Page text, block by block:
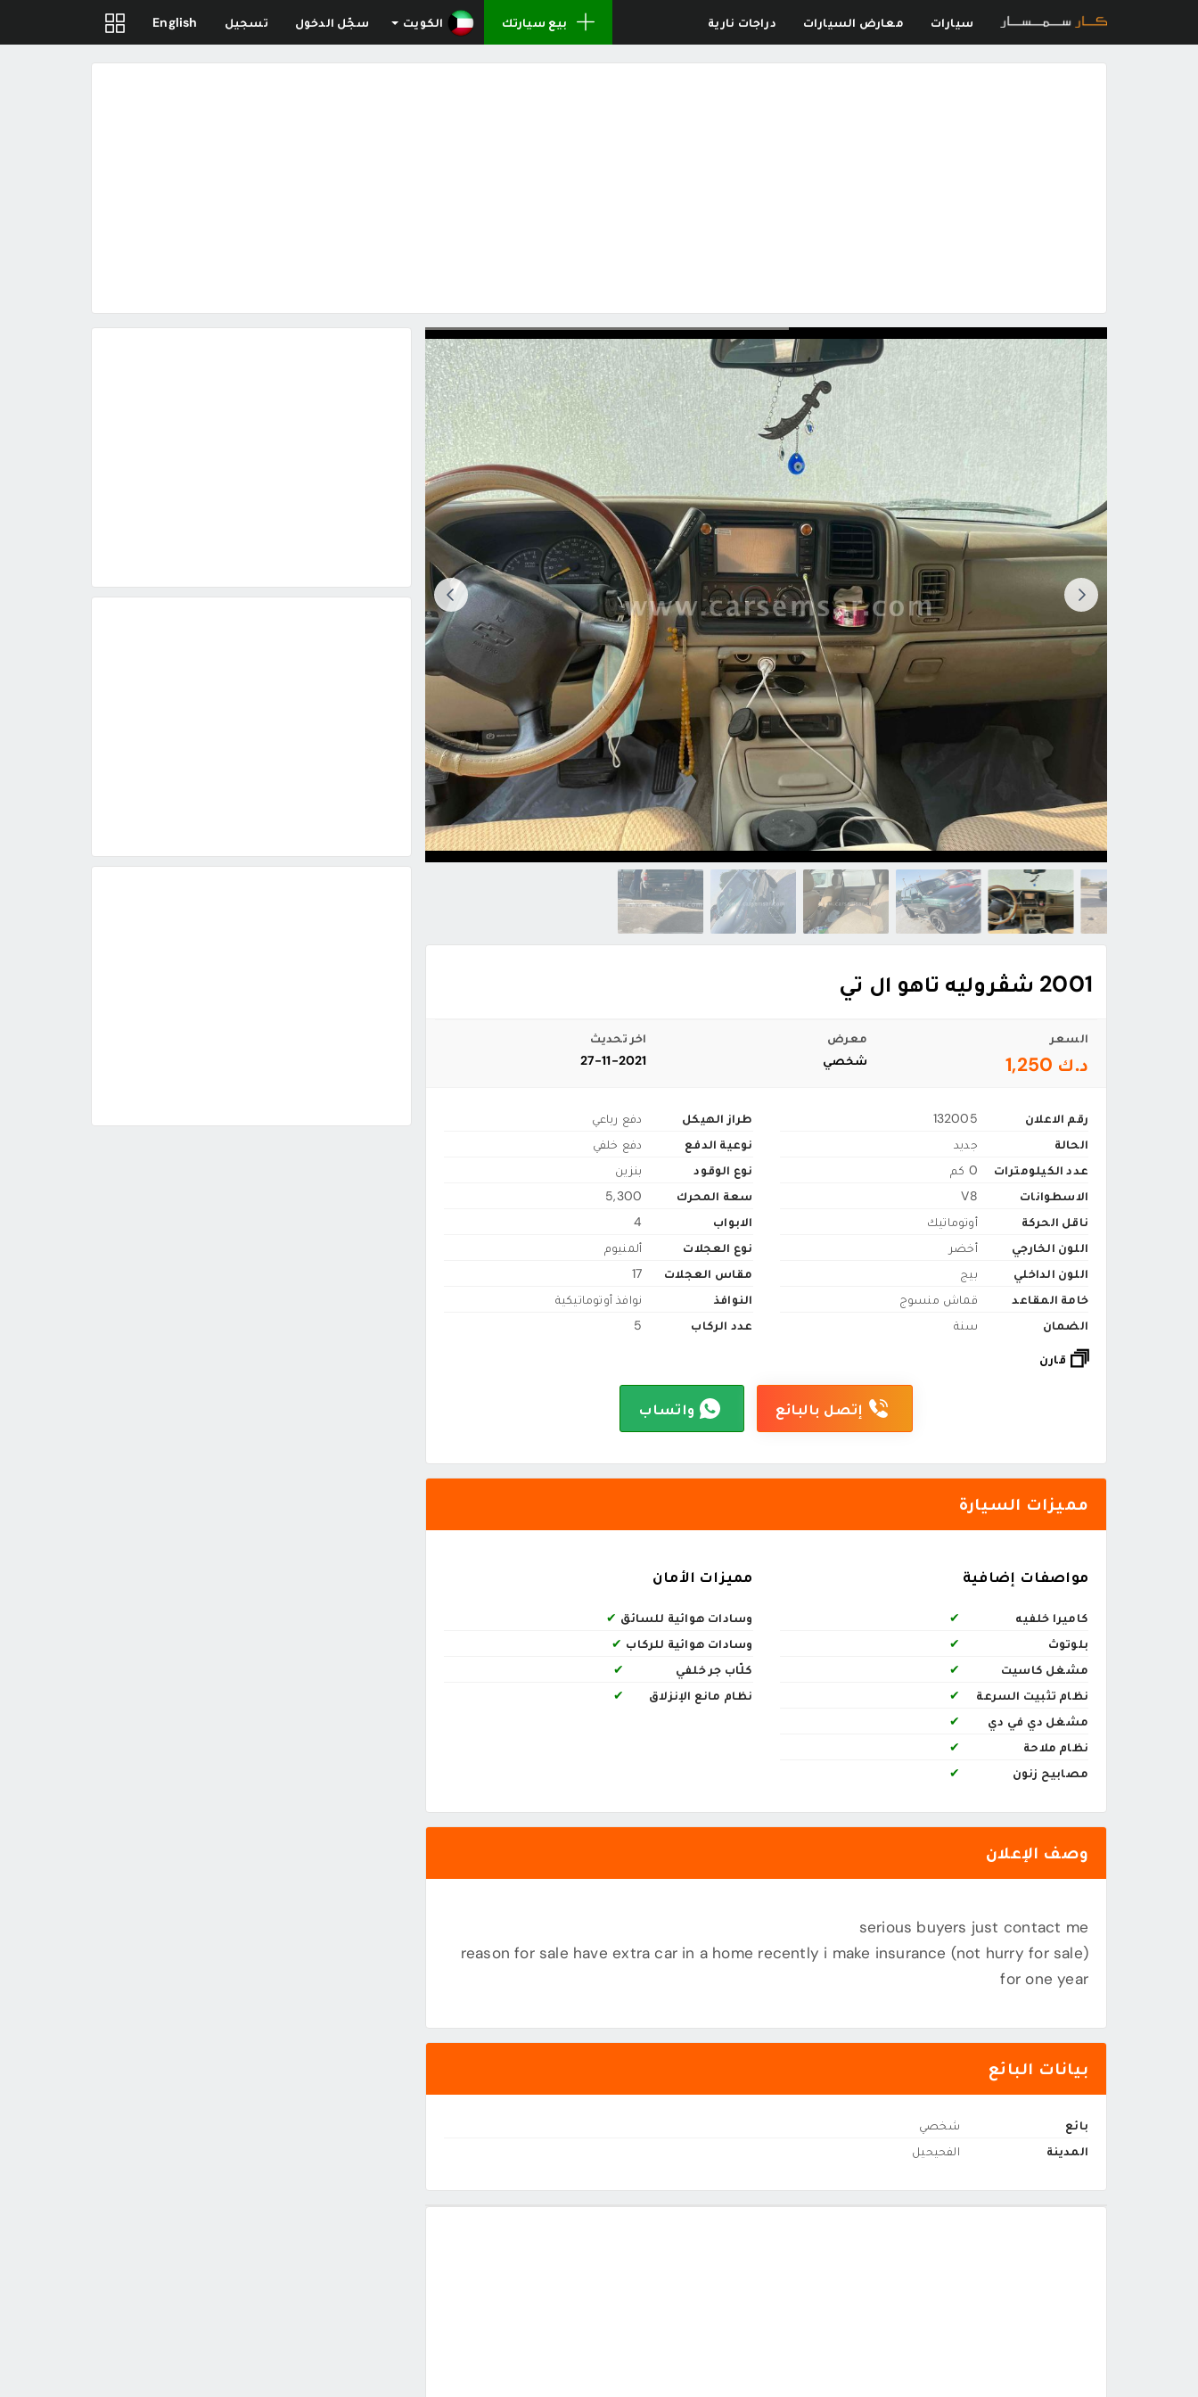
سيارات معارض السيارات دراجات نارية بيع سيارتك الكويت سجّل الدخول تسجيل English
2001 شڤروليه تاهو ال تي
السعر
د.ك 1,250
معرض
شخصي
اخر تحديث
27-11-2021
رقم الاعلان
132005
الحالة
جديد
عدد الكيلومترات
0 كم
الاسطوانات
V8
ناقل الحركة
أوتوماتيك
اللون الخارجي
أخضر
اللون الداخلي
بيج
خامة المقاعد
قماش منسوج
الضمان
سنة
طراز الهيكل
دفع رباعي
نوعية الدفع
دفع خلفي
نوع الوقود
بنزين
سعة المحرك
5,300
الابواب
4
نوع العجلات
ألمنيوم
مقاس العجلات
17
النوافذ
نوافذ أوتوماتيكية
عدد الركاب
5
قارن
إتصل بالبائع واتساب
مميزات السيارة
مواصفات إضافية
كاميرا خلفيه
✔
بلوتوث
✔
مشغل كاسيت
✔
نظام تثبيت السرعة
✔
مشغل دي في دي
✔
نظام ملاحة
✔
مصابيح زنون
✔
مميزات الأمان
وسادات هوائية للسائق ✔
وسادات هوائية للركاب ✔
كلّاب جر خلفي
✔
نظام مانع الإنزلاق
✔
وصف الإعلان
serious buyers just contact me
(not hurry for sale) reason for sale have extra car in a home recently i make insurance
for one year
بيانات البائع
بائع
شخصي
المدينة
الفحيحيل